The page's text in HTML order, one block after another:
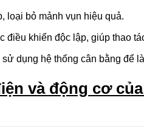
loại bỏ mảnh vụn hiệu quả.
điều khiển độc lập, giúp thao
dụng hệ thống cân bằng để
và động cơ